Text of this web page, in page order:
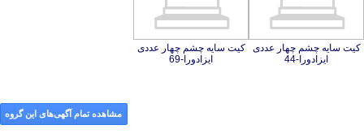
کیت سایه چشم چهار عددی
ایزادورا-44
کیت سایه چشم چهار عددی
ایزادورا-69
مشاهده تمام آگهی‌های این گروه